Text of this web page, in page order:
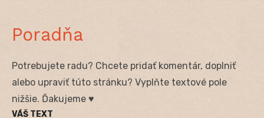
Poradňa
Potrebujete radu? Chcete pridať komentár, doplniť
alebo upraviť túto stránku? Vyplňte textové pole
nižšie. Ďakujeme ♥
VÁŠ TEXT